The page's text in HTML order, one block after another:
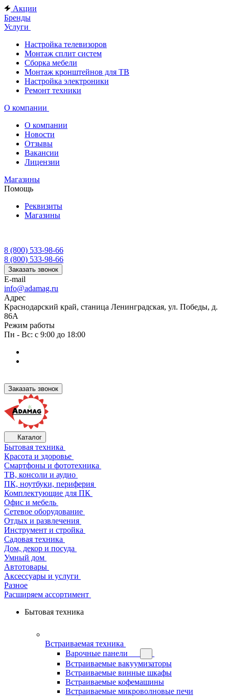
Акции
Бренды
Услуги
Настройка телевизоров
Монтаж сплит систем
Сборка мебели
Монтаж кронштейнов для ТВ
Настройка электроники
Ремонт техники
О компании
О компании
Новости
Отзывы
Вакансии
Лицензии
Магазины
Помощь
Реквизиты
Магазины
8 (800) 533-98-66
8 (800) 533-98-66
Заказать звонок
E-mail
info@adamag.ru
Адрес
Краснодарский край, станица Ленинградская, ул. Победы, д.
86А
Режим работы
Пн - Вс: с 9:00 до 18:00
Заказать звонок
Каталог
Бытовая техника
Красота и здоровье
Смартфоны и фототехника
ТВ, консоли и аудио
ПК, ноутбуки, периферия
Комплектующие для ПК
Офис и мебель
Сетевое оборудование
Отдых и развлечения
Инструмент и стройка
Садовая техника
Дом, декор и посуда
Умный дом
Автотовары
Аксессуары и услуги
Разное
Расширяем ассортимент
Бытовая техника
Встраиваемая техника
Варочные панели
Встраиваемые вакуумизаторы
Встраиваемые винные шкафы
Встраиваемые кофемашины
Встраиваемые микроволновые печи